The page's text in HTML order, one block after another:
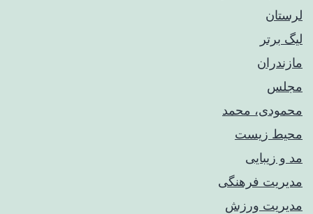
لرستان
لیگ برتر
مازندران
مجلس
محمودی، محمد
محیط زیست
مد و زیبایی
مدیریت فرهنگی
مدیریت ورزش